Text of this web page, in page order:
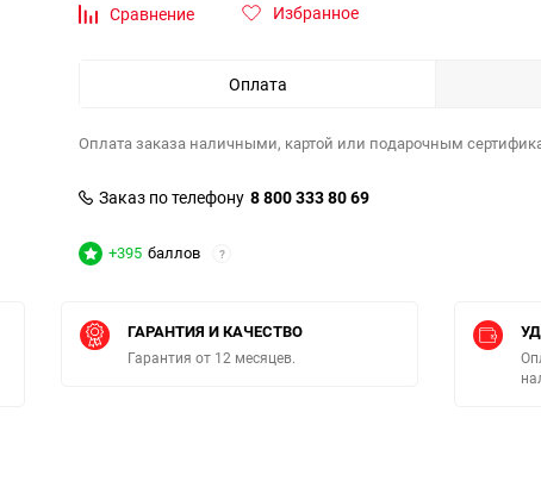
Сравнение Избранное
Оплата
Оплата заказа наличными, картой или подарочным
Заказ по телефону 8 800 333 80 69
+395 баллов ?
ГАРАНТИЯ И КАЧЕСТВО
Гарантия от 12 месяцев.